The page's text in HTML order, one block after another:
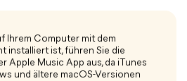
Ihrem Computer mit dem
installiert ist, führen Sie die
Apple Music App aus, da iTunes
und ältere macOS-Versionen